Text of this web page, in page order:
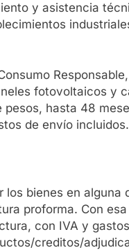
y asistencia
fotovoltaicos y
hasta 48
de envío
bienes en
proforma. Con
con IVA y
creditos/